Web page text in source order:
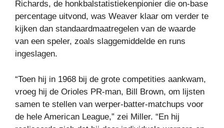
Richards, de honkbalstatistiekenpionier die on-base
percentage uitvond, was Weaver klaar om verder te
kijken dan standaardmaatregelen van de waarde
van een speler, zoals slaggemiddelde en runs
ingeslagen.
“Toen hij in 1968 bij de grote competities aankwam,
vroeg hij de Orioles PR-man, Bill Brown, om lijsten
samen te stellen van werper-batter-matchups voor
de hele American League,” zei Miller. “En hij